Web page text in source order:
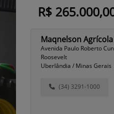
R$
Maqnelson
Avenida Paulo Roberto
Roosevelt
Uberlândia / Minas Gerais
(34) 3291-1000